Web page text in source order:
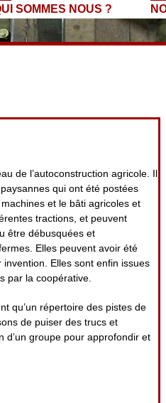
SOMMES NOUS ?
de l’autoconstruction agricole. Il
qui ont été postées
et le bâti agricoles et
tractions, et peuvent
être débusquées et
Elles peuvent avoir été
Elles sont enfin issues
par la coopérative.
qu’un répertoire des pistes de
de puiser des trucs et
d’un groupe pour approfondir et